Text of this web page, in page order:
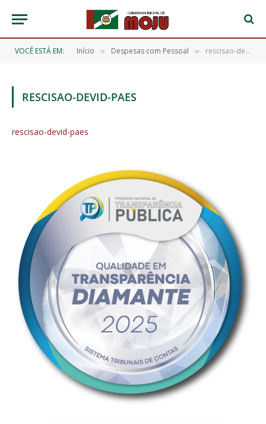
VOCÊ ESTÁ EM: Início » Despesas com Pessoal » rescisao-devid-paes
RESCISAO-DEVID-PAES
rescisao-devid-paes